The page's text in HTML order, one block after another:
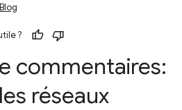
Blog
?
commentaires:
réseaux